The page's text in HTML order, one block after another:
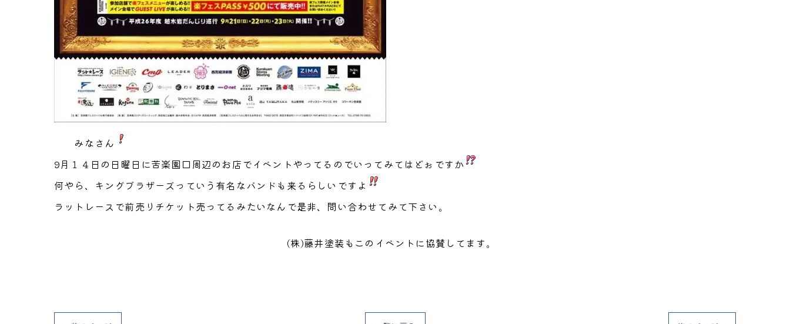
みなさん
9月１４日の日曜日に苦楽園口周辺のお店でイベントやってるのでいってみてはどぉですか
何やら、キングブラザーズっていう有名なバンドも来るらしいですよ
ラットレースで前売りチケット売ってるみたいなんで是非、問い合わせてみて下さい。
(株)藤井塗装もこのイベントに協賛してます。